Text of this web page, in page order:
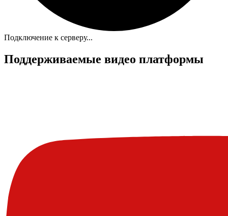
Подключение к серверу...
Поддерживаемые видео платформы